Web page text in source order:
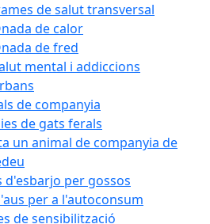
de salut transversal
de calor
de fred
mental i addiccions
de companyia
de gats ferals
un animal de companyia de
d'esbarjo per gossos
per a l'autoconsum
de sensibilització